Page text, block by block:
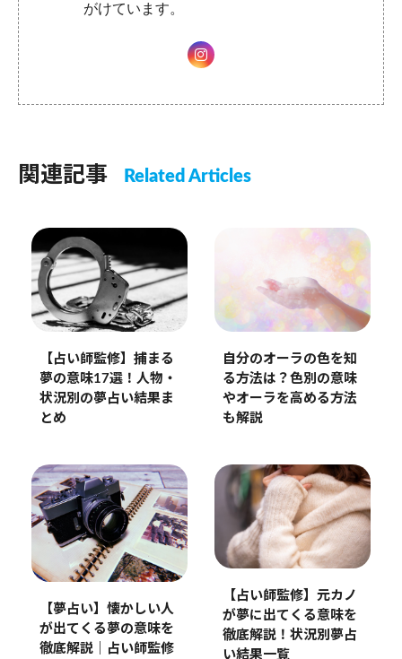
がけています。
関連記事 Related Articles
【占い師監修】捕まる
夢の意味17選！人物・
状況別の夢占い結果ま
とめ
自分のオーラの色を知
る方法は？色別の意味
やオーラを高める方法
も解説
【夢占い】懐かしい人
が出てくる夢の意味を
徹底解説｜占い師監修
【占い師監修】元カノ
が夢に出てくる意味を
徹底解説！状況別夢占
い結果一覧